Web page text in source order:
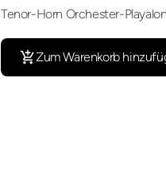
Tenor-Horn Orchester-
Zum Warenkorb